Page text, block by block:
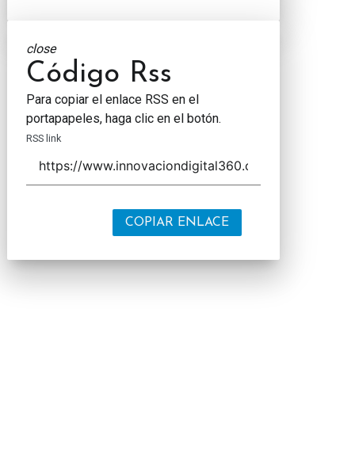
close
Código Rss
Para copiar el enlace RSS en el
portapapeles, haga clic en el botón.
RSS link
COPIAR ENLACE